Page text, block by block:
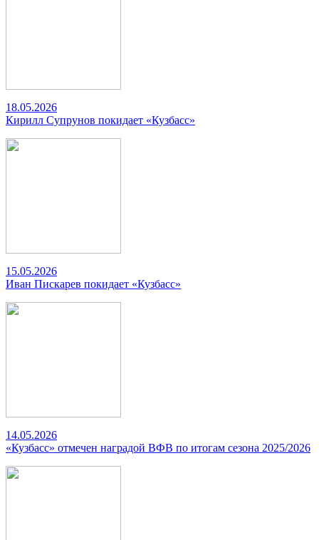
18.05.2026
Кирилл Супрунов покидает «Кузбасс»
15.05.2026
Иван Пискарев покидает «Кузбасс»
14.05.2026
«Кузбасс» отмечен наградой ВФВ по итогам сезона 2025/2026